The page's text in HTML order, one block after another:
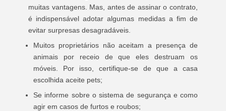
muitas vantagens. Mas, antes de assinar o contrato,
é indispensável adotar algumas medidas a fim de
evitar surpresas desagradáveis.
Muitos proprietários não aceitam a presença de
animais por receio de que eles destruam os
móveis. Por isso, certifique-se de que a casa
escolhida aceite pets;
Se informe sobre o sistema de segurança e como
agir em casos de furtos e roubos;